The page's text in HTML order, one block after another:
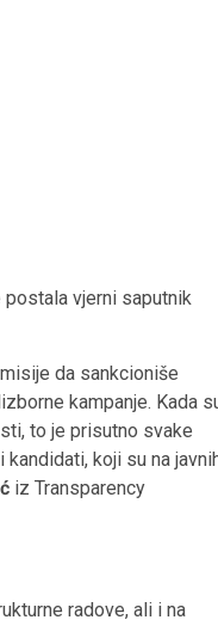
postala vjerni saputnik
da sankcioniše
kampanje. Kada
to je prisutno svake
koji su na
iz Transparency
radove, ali i na